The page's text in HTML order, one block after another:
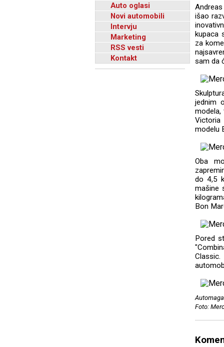
Auto oglasi
Novi automobili
Intervju
Marketing
RSS vesti
Kontakt
išao
kupaca
za
sam da
jednim
modela,
Victoria
modelu
Oba
do 4,5
mašine
Bon
Pored
Foto: